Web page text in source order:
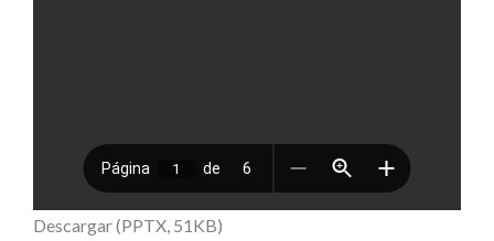
Descargar (PPTX, 51KB)